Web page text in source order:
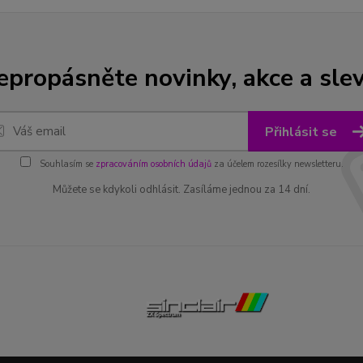
novinky, akce a
Přihlásit se
Souhlasím se zpracováním osobních údajůza účelem rozesílky newsletteru.
Můžete se kdykoli odhlásit. Zasíláme jednou za 14 dní.